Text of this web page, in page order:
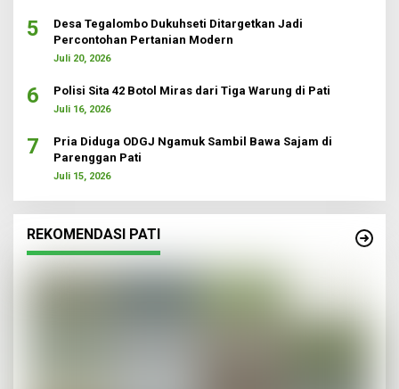
5
Desa Tegalombo Dukuhseti Ditargetkan Jadi
Percontohan Pertanian Modern
Juli 20, 2026
6 Polisi Sita 42 Botol Miras dari Tiga Warung di Pati
Juli 16, 2026
7
Pria Diduga ODGJ Ngamuk Sambil Bawa Sajam di
Parenggan Pati
Juli 15, 2026
REKOMENDASI PATI